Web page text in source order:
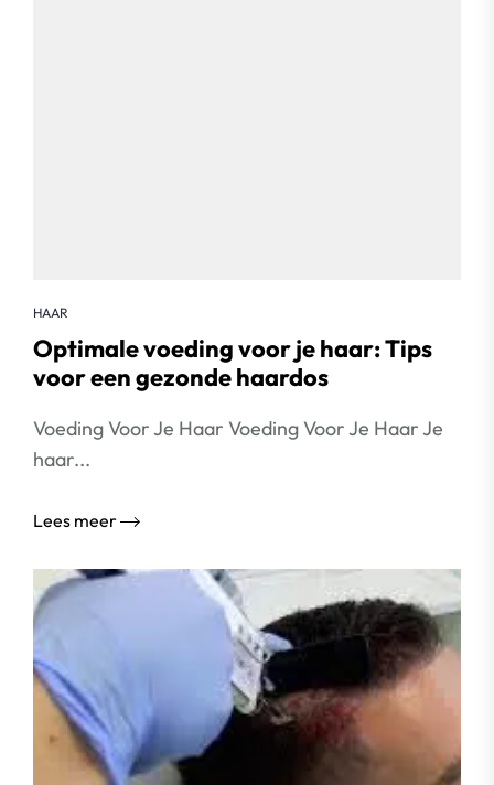
HAAR
Optimale voeding voor je haar: Tips
voor een gezonde haardos
Voeding Voor Je Haar Voeding Voor Je Haar Je
haar...
Lees meer